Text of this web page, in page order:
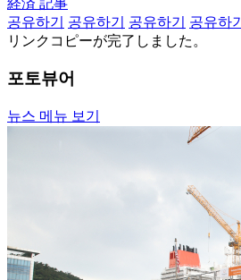
공유하기
공유하기 공유하기 공유하기
リンクコピーが完了しました。
포토뷰어
뉴스 메뉴 보기